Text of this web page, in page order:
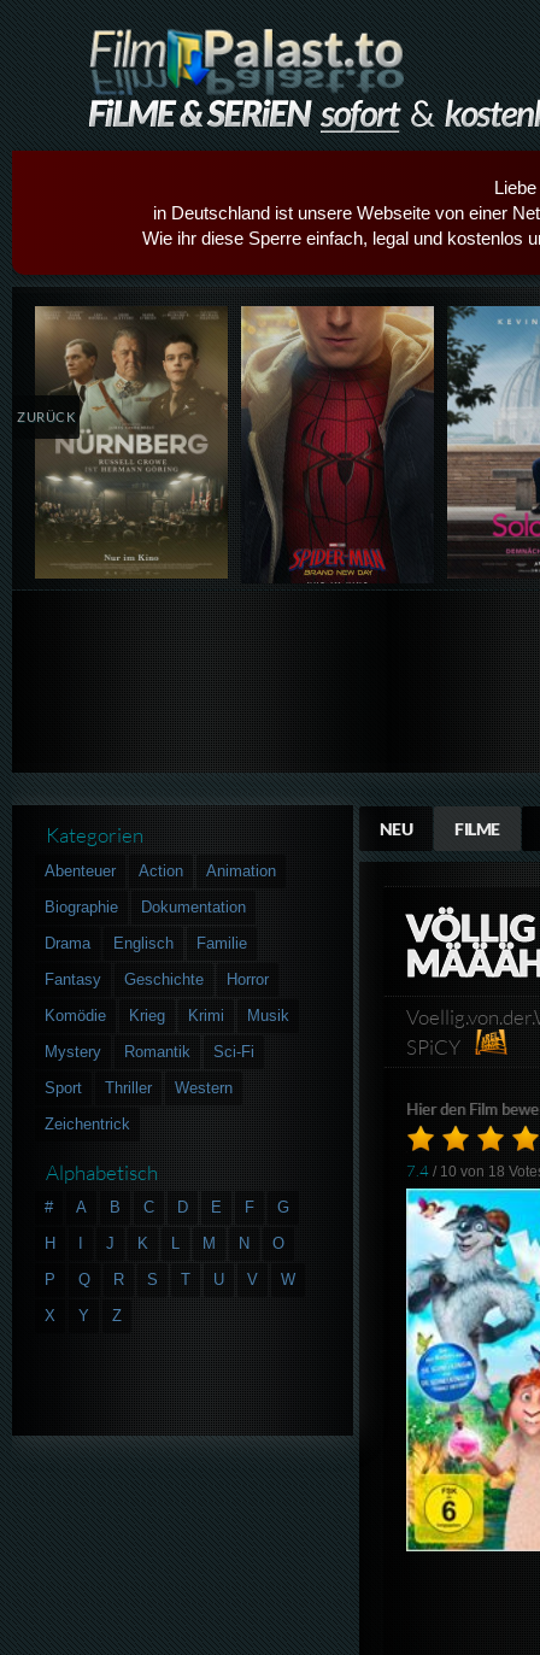
in Deutschland ist unsere Webseite von einer
Wie ihr diese Sperre einfach, legal und kostenlos
Details,Play Details,Play
ZURÜCK
NEU FILME
SPiCY
Hier den Film
7.4 / 10 von 18
Kategorien
Abenteuer Action
Animation
Biographie
Dokumentation
Drama
Englisch
Familie
Fantasy
Geschichte
Horror
Komödie
Krieg Krimi
Musik
Mystery
Romantik
Sci-Fi
Sport
Thriller
Western
Zeichentrick
Alphabetisch
# A B C D E F
G
H
J K L M N
O
P
Q R S T U V
W
X
Y Z